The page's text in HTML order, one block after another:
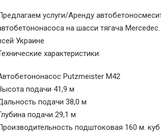
услуги/Аренду
на шасси тягача
Украине
характеристики:
Putzmeister M42
подачи 41,9 м
подачи 38,0 м
подачи 29,1 м
подштоковая 160 м.